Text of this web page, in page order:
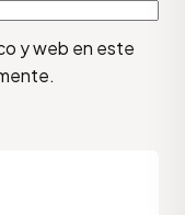
y web en este